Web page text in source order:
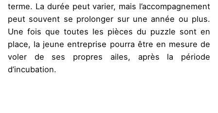
terme. La durée peut varier, mais l’accompagnement
peut souvent se prolonger sur une année ou plus.
Une fois que toutes les pièces du puzzle sont en
place, la jeune entreprise pourra être en mesure de
voler de ses propres ailes, après la période
d’incubation.